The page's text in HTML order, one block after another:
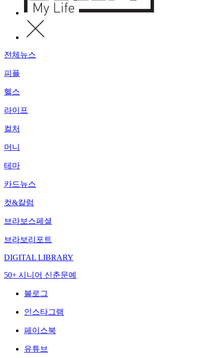
전체뉴스
피플
헬스
라이프
컬처
머니
테마
카드뉴스
컷&칼럼
브라보스페셜
브라보리포트
DIGITAL LIBRARY
50+ 시니어 신춘문예
블로그
인스타그램
페이스북
유튜브